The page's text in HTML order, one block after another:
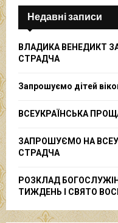
f
r
Недавні записи
ВЛАДИКА ВЕНЕДИКТ
СТРАДЧА
Запрошуємо дітей
ВСЕУКРАЇНСЬКА
ЗАПРОШУЄМО НА
СТРАДЧА
РОЗКЛАД
ТИЖДЕНЬ І СВЯТО